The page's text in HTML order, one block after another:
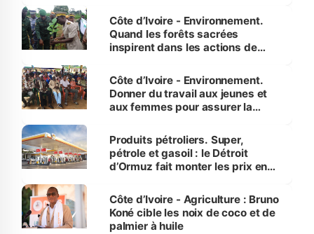
Côte d’Ivoire - Environnement.
Quand les forêts sacrées
inspirent dans les actions de
Côte d’Ivoire - Environnement.
Donner du travail aux jeunes et
aux femmes pour assurer la
menacées
Produits pétroliers. Super,
pétrole et gasoil : le Détroit
d’Ormuz fait monter les prix en
Côte d’Ivoire - Agriculture : Bruno
Koné cible les noix de coco et de
palmier à huile